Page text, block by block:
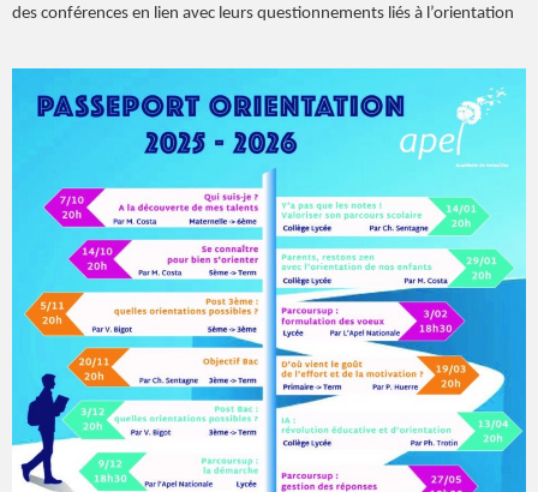
des conférences en lien avec leurs questionnements liés à l’orientation